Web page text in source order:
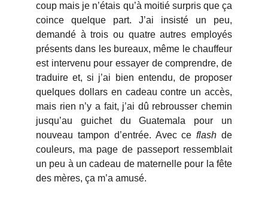
coup mais je n’étais qu’à moitié surpris que ça
coince quelque part. J’ai insisté un peu,
demandé à trois ou quatre autres employés
présents dans les bureaux, même le chauffeur
est intervenu pour essayer de comprendre, de
traduire et, si j’ai bien entendu, de proposer
quelques dollars en cadeau contre un accès,
mais rien n’y a fait, j’ai dû rebrousser chemin
jusqu’au guichet du Guatemala pour un
nouveau tampon d’entrée. Avec ceflash de
couleurs, ma page de passeport ressemblait
un peu à un cadeau de maternelle pour la fête
des mères, ça m’a amusé.